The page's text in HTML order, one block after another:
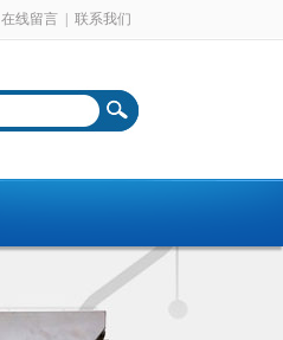
在线留言 联系我们